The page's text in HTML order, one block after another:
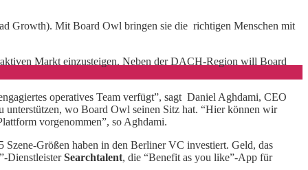
Growth). Mit Board Owl bringen sie die richtigen Menschen mit
Markt einzusteigen. Neben der DACH-Region will Board
operatives Team verfügt”, sagt Daniel Aghdami, CEO
wo Board Owl seinen Sitz hat. “Hier können wir
vorgenommen”, so Aghdami.
Szene-Größen haben in den Berliner VC investiert. Geld, das
DienstleisterSearchtalent, die “Benefit as you like”-App für